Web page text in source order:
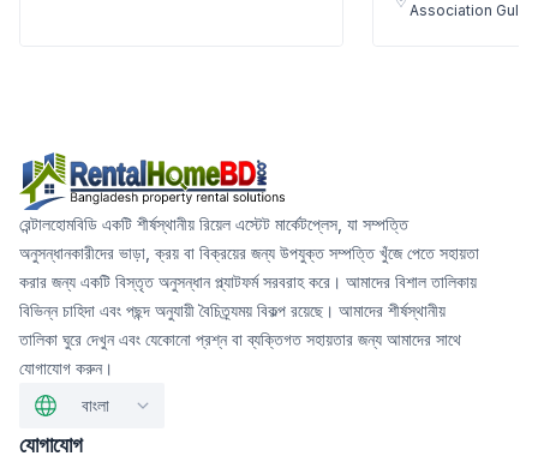
Association
রেন্টালহোমবিডি একটি শীর্ষস্থানীয় রিয়েল এস্টেট মার্কেটপ্লেস, যা সম্পত্তি
অনুসন্ধানকারীদের ভাড়া, ক্রয় বা বিক্রয়ের জন্য উপযুক্ত সম্পত্তি খুঁজে পেতে সহায়তা
করার জন্য একটি বিস্তৃত অনুসন্ধান প্ল্যাটফর্ম সরবরাহ করে। আমাদের বিশাল তালিকায়
বিভিন্ন চাহিদা এবং পছন্দ অনুযায়ী বৈচিত্র্যময় বিকল্প রয়েছে। আমাদের শীর্ষস্থানীয়
তালিকা ঘুরে দেখুন এবং যেকোনো প্রশ্ন বা ব্যক্তিগত সহায়তার জন্য আমাদের সাথে
যোগাযোগ করুন।
বাংলা
যোগাযোগ